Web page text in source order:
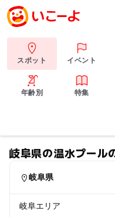
スポット イベント
年齢別 特集
岐阜県の温水プール
岐阜県
岐阜エリア